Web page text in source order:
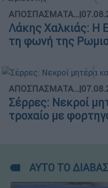
ΑΠΟΣΠΑΣΜΑΤΑ...|
Λάκης Χαλκιάς: Η
τη φωνή της
ΑΠΟΣΠΑΣΜΑΤΑ...|
Σέρρες: Νεκροί
τροχαίο με
ΑΥΤΟ ΤΟ